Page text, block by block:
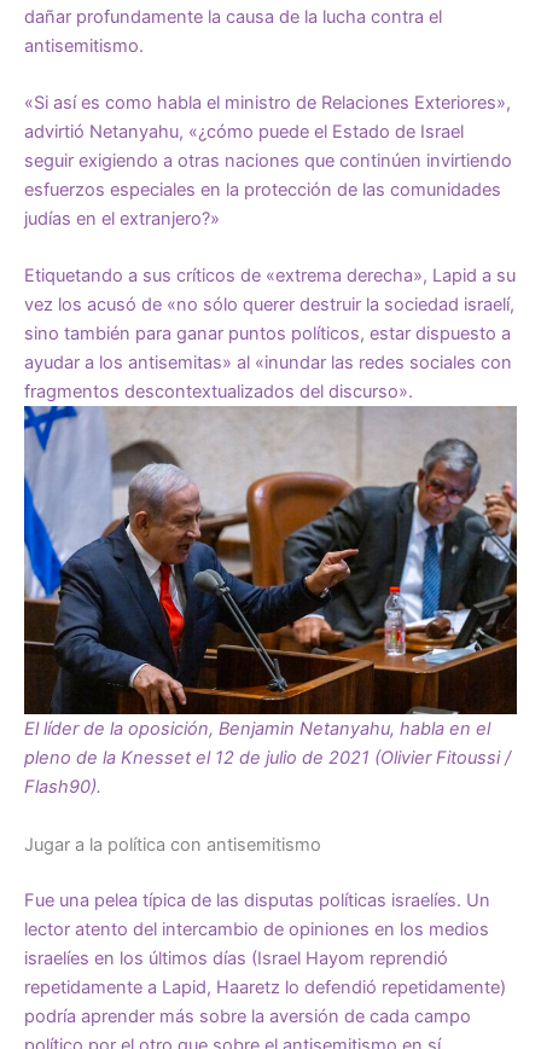
dañar profundamente la causa de la lucha contra el
antisemitismo.
«Si así es como habla el ministro de Relaciones Exteriores»,
advirtió Netanyahu, «¿cómo puede el Estado de Israel
seguir exigiendo a otras naciones que continúen invirtiendo
esfuerzos especiales en la protección de las comunidades
judías en el extranjero?»
Etiquetando a sus críticos de «extrema derecha», Lapid a su
vez los acusó de «no sólo querer destruir la sociedad israelí,
sino también para ganar puntos políticos, estar dispuesto a
ayudar a los antisemitas» al «inundar las redes sociales con
fragmentos descontextualizados del discurso».
El líder de la oposición, Benjamin Netanyahu, habla en el
pleno de la Knesset el 12 de julio de 2021 (Olivier Fitoussi /
Flash90).
Jugar a la política con antisemitismo
Fue una pelea típica de las disputas políticas israelíes. Un
lector atento del intercambio de opiniones en los medios
israelíes en los últimos días (Israel Hayom reprendió
repetidamente a Lapid, Haaretz lo defendió repetidamente)
podría aprender más sobre la aversión de cada campo